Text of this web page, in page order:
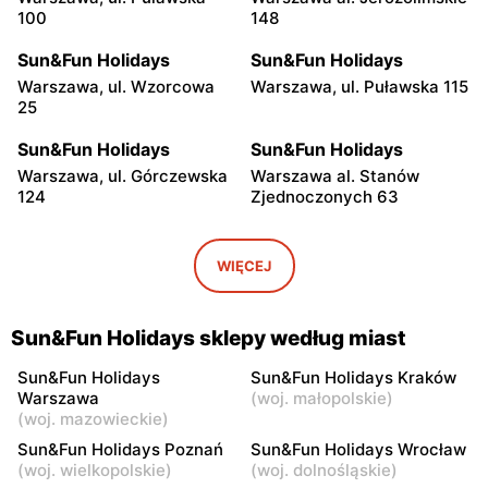
100
148
Sun&Fun Holidays
Warszawa, ul. Wzorcowa
25
Sun&Fun Holidays
Warszawa, ul. Puławska 115
Sun&Fun Holidays
Warszawa, ul. Górczewska
124
Sun&Fun Holidays
Warszawa al. Stanów
Zjednoczonych 63
Warszawa, ul. Gorzykowska
Sun&Fun Holidays
Warszawa, ul. Jana
Kochanowskiego 10A
Sun&Fun Holidays
Warszawa, ul. Kobielska 23
Sun&Fun Holidays
Warszawa, ul. Grochowska
178
Sun&Fun Holidays
Warszawa, ul. Żwirki i
Wigury 1
Warszawa, ul. Gen.
Tadeusza Bora-
WIĘCEJ
Sun&Fun Holidays sklepy według miast
Sun&Fun Holidays
Warszawa
(woj. mazowieckie)
Sun&Fun Holidays Kraków
(woj. małopolskie)
Sun&Fun Holidays Poznań
(woj. wielkopolskie)
Sun&Fun Holidays Wrocław
(woj. dolnośląskie)